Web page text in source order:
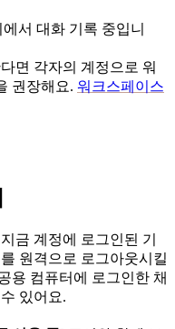
서 대화 기록 중입니
면 각자의 계정으로 워
권장해요. 워크스페이스
금 계정에 로그인된 기
원격으로 로그아웃시킬
용 컴퓨터에 로그인한 채
있어요.